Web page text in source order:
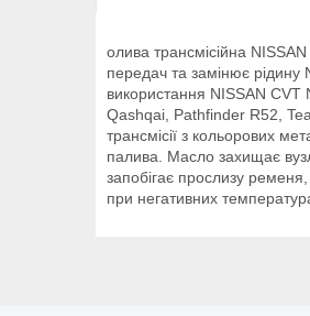
олива трансмісійна
передач та замінює
використання NISSAN CVT
Qashqai, Pathfinder R52,
трансмісії з кольорових
палива. Масло захищає
запобігає прослизу
при негативних